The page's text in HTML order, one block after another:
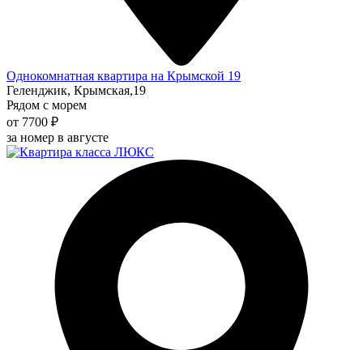
Однокомнатная квартира на Крымской 19
Геленджик, Крымская,19
Рядом с морем
от 7700 ₽
за номер в августе